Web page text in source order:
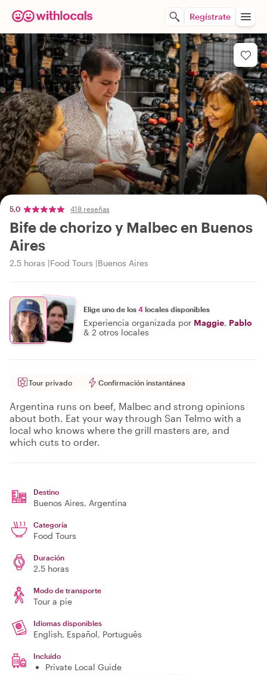
Regístrate
5,0 418 reseñas
Bife de chorizo y Malbec en Buenos
Aires
2.5 horas Food Tours Buenos Aires
Elige uno de los 4 locales disponibles
Experiencia organizada por Maggie, Pablo
& 2 otros locales
Tour privado Confirmación instantánea
Argentina runs on beef, Malbec and strong opinions
about both. Eat your way through San Telmo with a
local who knows where the grill masters are, and
which cuts to order.
Destino
Buenos Aires, Argentina
Categoría
Food Tours
Duración
2.5 horas
Modo de transporte
Tour a pie
Idiomas disponibles
English, Español, Português
Incluido
Private Local Guide